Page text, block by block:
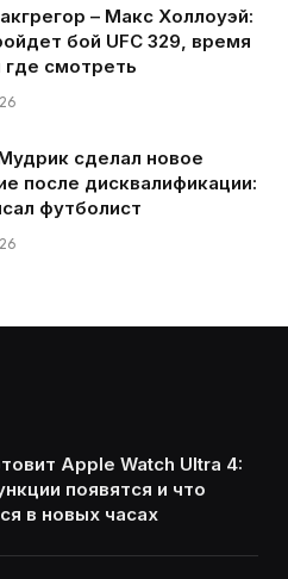
– Макс Холлоуэй:
бой UFC 329, время
где смотреть
сделал новое
после дисквалификации:
футболист
Apple Watch Ultra 4:
появятся и что
в новых часах